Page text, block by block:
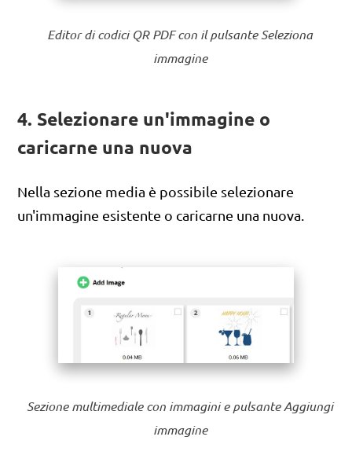
Editor di codici QR PDF con il pulsante Seleziona
immagine
4. Selezionare un'immagine o
caricarne una nuova
Nella sezione media è possibile selezionare
un'immagine esistente o caricarne una nuova.
Sezione multimediale con immagini e pulsante Aggiungi
immagine